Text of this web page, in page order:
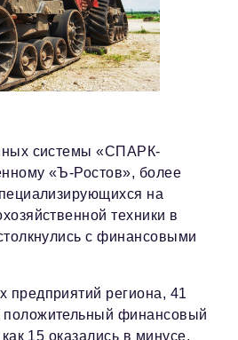
системы «СПАРК-
«Ъ-Ростов», более
на
техники в
с финансовыми
региона, 41
положительный финансовый
15 оказались в минусе.